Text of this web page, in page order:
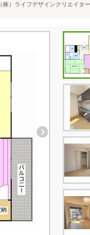
（株）ライフデザインクリエイ